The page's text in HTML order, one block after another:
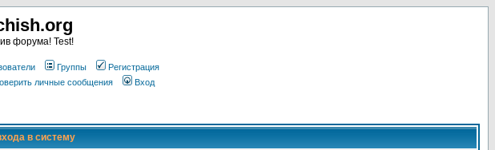
форума! Test!
Группы
Регистрация
личные сообщения Вход
в систему